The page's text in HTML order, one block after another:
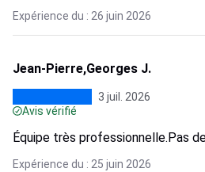
Expérience du : 26 juin 2026
Jean-Pierre,Georges J.
3 juil. 2026
Avis vérifié
Équipe très professionnelle.Pas
Expérience du : 25 juin 2026